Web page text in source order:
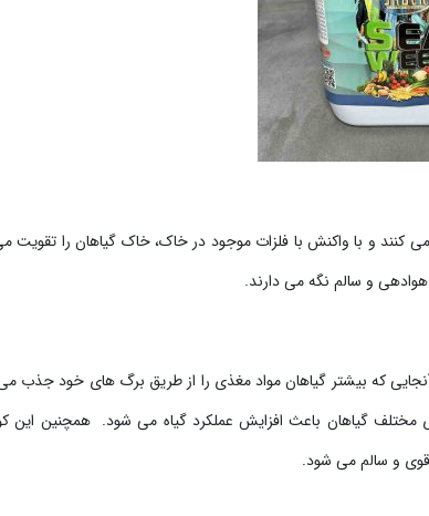
کنند و با واکنش با فلزات موجود در خاک، خاک گیاهان را تقویت
و سالم نگه می دارند.
که بیشتر گیاهان مواد مغذی را از طریق برگ های خود جذب می
گیاهان باعث افزایش عملکرد گیاه می شود. همچنین این
و سالم می شود.